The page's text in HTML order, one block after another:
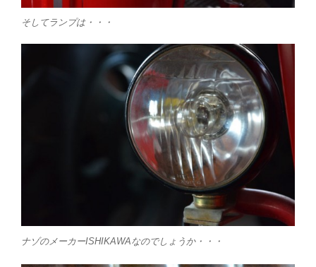
そしてランプは・・・
ナゾのメーカーISHIKAWAなのでしょうか・・・